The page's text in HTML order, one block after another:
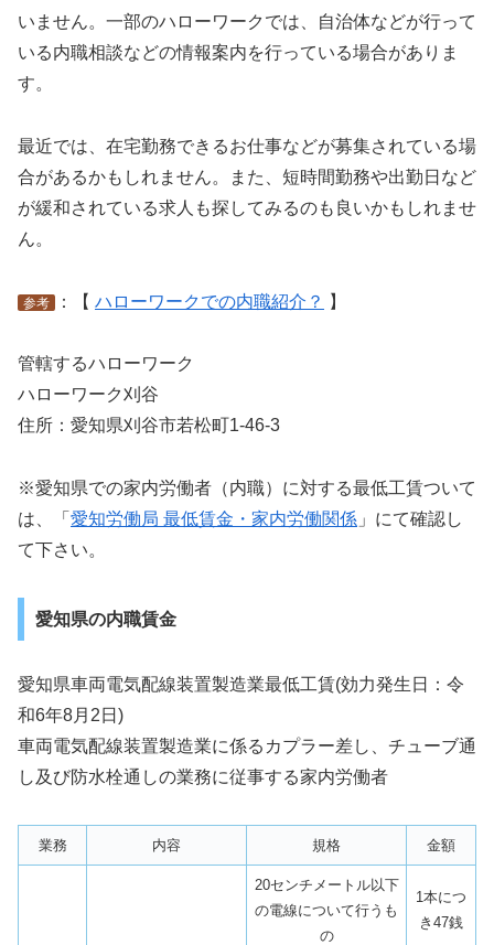
いません。一部のハローワークでは、自治体などが行って
いる内職相談などの情報案内を行っている場合がありま
す。
最近では、在宅勤務できるお仕事などが募集されている場
合があるかもしれません。また、短時間勤務や出勤日など
が緩和されている求人も探してみるのも良いかもしれませ
ん。
参考 ：【 ハローワークでの内職紹介？ 】
管轄するハローワーク
ハローワーク刈谷
住所：愛知県刈谷市若松町1‐46‐3
※愛知県での家内労働者（内職）に対する最低工賃ついて
は、「 愛知労働局 最低賃金・家内労働関係 」にて確認し
て下さい。
愛知県の内職賃金
愛知県車両電気配線装置製造業最低工賃(効力発生日：令
和6年8月2日)
車両電気配線装置製造業に係るカプラー差し、チューブ通
し及び防水栓通しの業務に従事する家内労働者
業務 内容 規格 金額
20センチメートル以下
の電線について行うも
の
1本につ
き47銭